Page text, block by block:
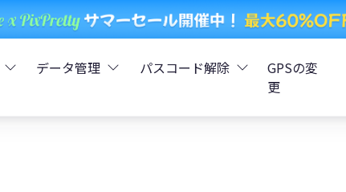
データ管理 パスコード解除
GPSの変
更